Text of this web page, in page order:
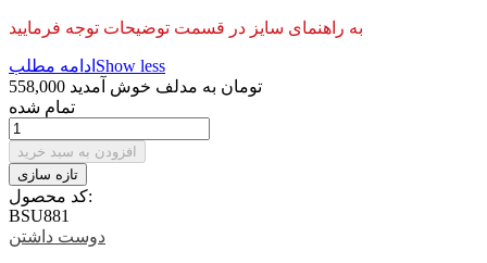
به راهنمای سایز در قسمت توضیحات توجه فرمایید
ادامه مطلب Show less
558,000 تومان به مدلف خوش آمدید
تمام شده
افزودن به سبد خرید
کد محصول:
BSU881
دوست داشتن